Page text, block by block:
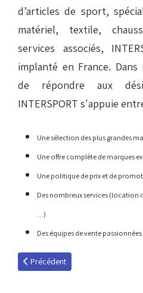
d’articles de sport,
matériel, textile,
services associés,
implanté en France.
de répondre aux
INTERSPORT s'appuie
Une sélection des plus grandes
Une offre complète de marques
Une politique de prix et de
Des nombreux services (location
…)
Des équipes de vente
Article précédent : 15000 fans !
Précédent